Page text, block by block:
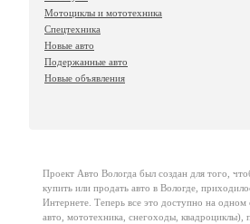
Мотоциклы и мототехника
Спецтехника
Новые авто
Подержанные авто
Новые объявления
Проект Авто Вологда был создан для того,
купить или продать авто в Вологде,
Интернете. Теперь все это доступно на
авто, мототехника, снегоходы,